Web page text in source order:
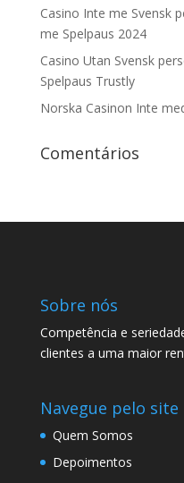
Casino Inte me Svensk
me Spelpaus 2024
Casino Utan Svensk
Spelpaus Trustly
Norska Casinon Inte
Comentários
Sobre nós
Competência e
clientes a uma maior
Navegue pelo site
Quem Somos
Depoimentos